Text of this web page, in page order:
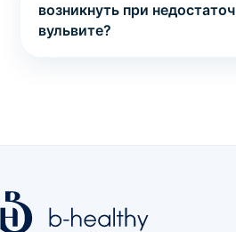
возникнуть при
вульвите?